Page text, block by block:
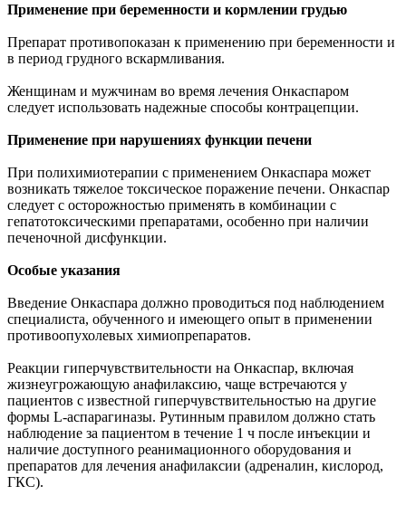
Применение при беременности и кормлении грудью
Препарат противопоказан к применению при беременности и
в период грудного вскармливания.
Женщинам и мужчинам во время лечения Онкаспаром
следует использовать надежные способы контрацепции.
Применение при нарушениях функции печени
При полихимиотерапии с применением Онкаспара может
возникать тяжелое токсическое поражение печени. Онкаспар
следует с осторожностью применять в комбинации с
гепатотоксическими препаратами, особенно при наличии
печеночной дисфункции.
Особые указания
Введение Онкаспара должно проводиться под наблюдением
специалиста, обученного и имеющего опыт в применении
противоопухолевых химиопрепаратов.
Реакции гиперчувствительности на Онкаспар, включая
жизнеугрожающую анафилаксию, чаще встречаются у
пациентов с известной гиперчувствительностью на другие
формы L-аспарагиназы. Рутинным правилом должно стать
наблюдение за пациентом в течение 1 ч после инъекции и
наличие доступного реанимационного оборудования и
препаратов для лечения анафилаксии (адреналин, кислород,
ГКС).